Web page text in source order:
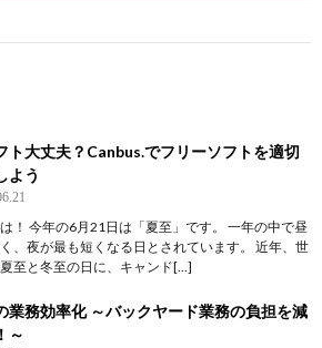
ト大丈夫？Canbus.でフリーソフトを適切
よう
！ 今年の6月21日は「夏至」です。 一年の中で昼
、夜が最も短くなる日とされています。 近年、世
至と冬至の日に、キャンド[…]
業務効率化 ～バックヤード業務の負担を減
～